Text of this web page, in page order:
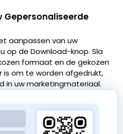
Gepersonaliseerde
aanpassen van uw
op de Download-knop. Sla
formaat en de gekozen
om te worden afgedrukt,
in uw marketingmateriaal.